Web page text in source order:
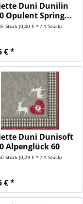
Duni Dunilin
Opulent Spring...
Stück (0,40 € * / 1 Stück)
€ *
Duni Dunisoft
Alpenglück 60
Stück (0,29 € * / 1 Stück)
€ *